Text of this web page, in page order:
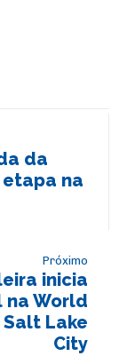
da
na
Próximo
inicia
World
Lake
City